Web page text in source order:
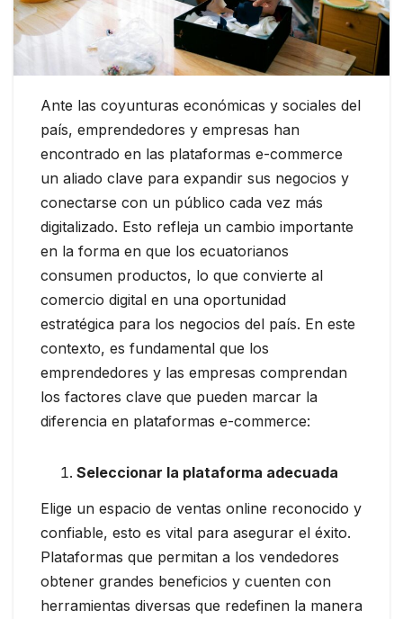
Ante las coyunturas económicas y sociales del
país, emprendedores y empresas han
encontrado en las plataformas e-commerce
un aliado clave para expandir sus negocios y
conectarse con un público cada vez más
digitalizado. Esto refleja un cambio importante
en la forma en que los ecuatorianos
consumen productos, lo que convierte al
comercio digital en una oportunidad
estratégica para los negocios del país. En este
contexto, es fundamental que los
emprendedores y las empresas comprendan
los factores clave que pueden marcar la
diferencia en plataformas e-commerce:
Seleccionar la plataforma adecuada
Elige un espacio de ventas online reconocido y
confiable, esto es vital para asegurar el éxito.
Plataformas que permitan a los vendedores
obtener grandes beneficios y cuenten con
herramientas diversas que redefinen la manera